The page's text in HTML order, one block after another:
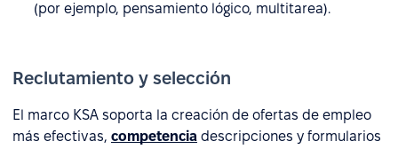
(por ejemplo, pensamiento lógico, multitarea).
Reclutamiento y selección
El marco KSA soporta la creación de ofertas de empleo
más efectivas, competencia descripciones y formularios